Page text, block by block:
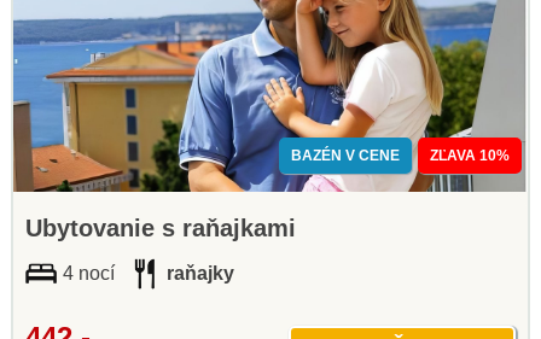
BAZÉN V CENE ZĽAVA 10%
Ubytovanie s raňajkami
4 nocí raňajky